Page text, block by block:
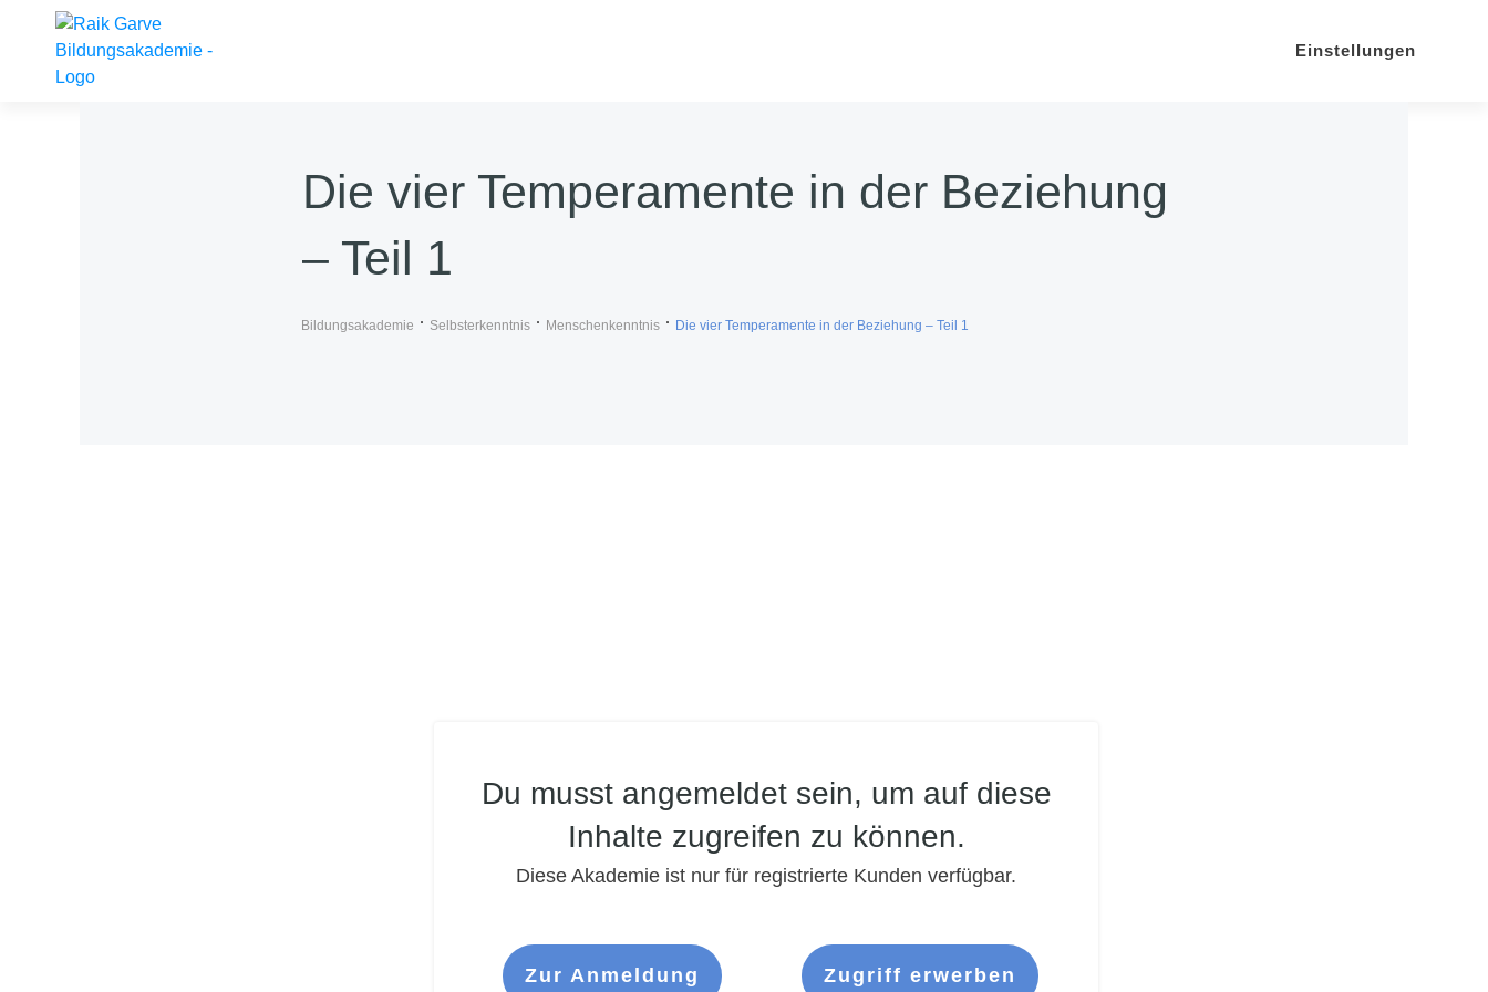
Einstellungen
Die vier Temperamente in der Beziehung
– Teil 1
Bildungsakademie Selbsterkenntnis Menschenkenntnis Die vier Temperamente in der Beziehung – Teil 1
Du musst angemeldet sein, um auf diese
Inhalte zugreifen zu können.
Diese Akademie ist nur für registrierte Kunden verfügbar.
Zur Anmeldung Zugriff erwerben